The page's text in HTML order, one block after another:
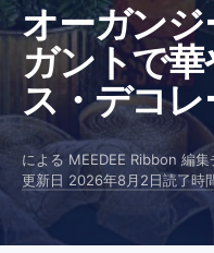
オーガン
ガントで
ス・デコ
による MEEDEE Ribbon 編集
更新日 2026年8月2日読了時